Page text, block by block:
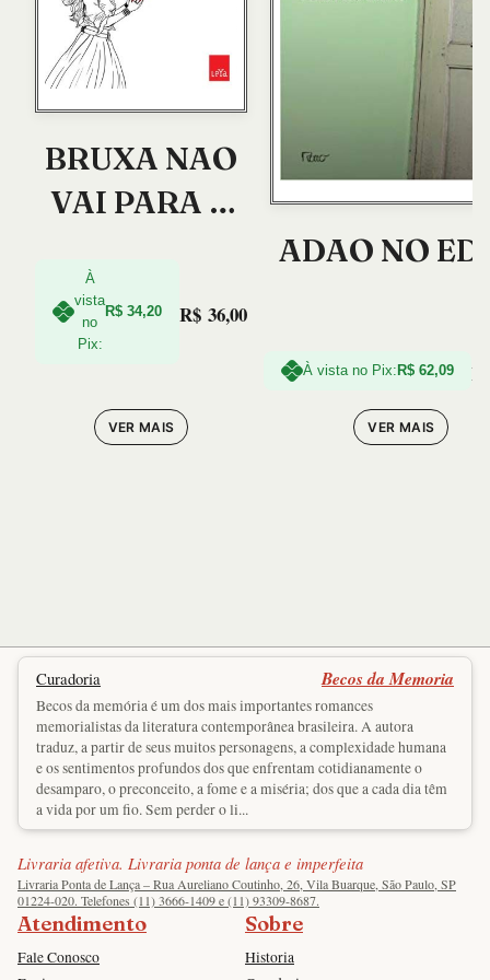
BRUXA NAO
VAI PARA A
NESTE
LIVRO, A
À
vista
no
Pix:
R$ 34,20 R$ 36,00
VER MAIS
ADAO NO
À vista no Pix: R$62,09
VER MAIS
Curadoria Becos da Memoria
Becos da memória é um dos mais importantes romances
memorialistas da literatura contemporânea brasileira. A autora
traduz, a partir de seus muitos personagens, a complexidade humana
e os sentimentos profundos dos que enfrentam cotidianamente o
desamparo, o preconceito, a fome e a miséria; dos que a cada dia têm
a vida por um fio. Sem perder o li...
Livraria afetiva. Livraria ponta de lança e imperfeita
Livraria Ponta de Lança – Rua Aureliano Coutinho, 26, Vila Buarque, São Paulo, SP
01224-020. Telefones (11) 3666-1409 e (11) 93309-8687.
Atendimento
Fale Conosco
Sobre
Historia